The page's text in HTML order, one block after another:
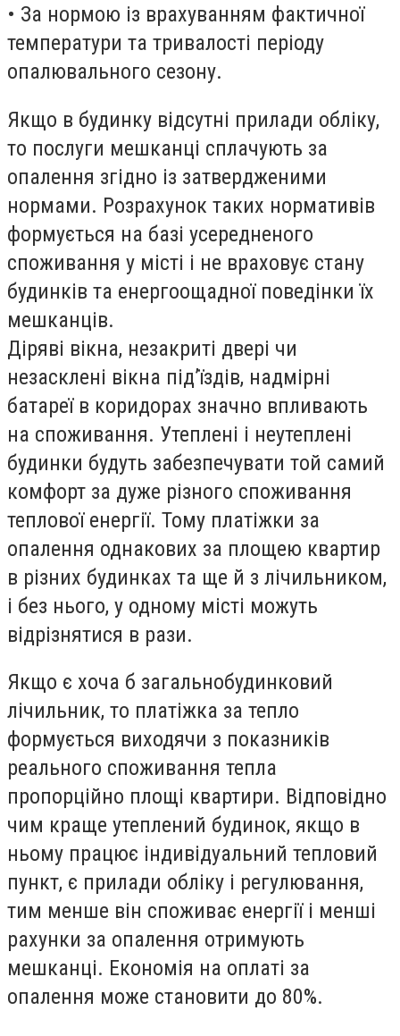
• За нормою із врахуванням фактичної
температури та тривалості періоду
опалювального сезону.
Якщо в будинку відсутні прилади обліку,
то послуги мешканці сплачують за
опалення згідно із затвердженими
нормами. Розрахунок таких нормативів
формується на базі усередненого
споживання у місті і не враховує стану
будинків та енергоощадної поведінки їх
мешканців.
Діряві вікна, незакриті двері чи
незасклені вікна під’їздів, надмірні
батареї в коридорах значно впливають
на споживання. Утеплені і неутеплені
будинки будуть забезпечувати той самий
комфорт за дуже різного споживання
теплової енергії. Тому платіжки за
опалення однакових за площею квартир
в різних будинках та ще й з лічильником,
і без нього, у одному місті можуть
відрізнятися в рази.
Якщо є хоча б загальнобудинковий
лічильник, то платіжка за тепло
формується виходячи з показників
реального споживання тепла
пропорційно площі квартири. Відповідно
чим краще утеплений будинок, якщо в
ньому працює індивідуальний тепловий
пункт, є прилади обліку і регулювання,
тим менше він споживає енергії і менші
рахунки за опалення отримують
мешканці. Економія на оплаті за
опалення може становити до 80%.